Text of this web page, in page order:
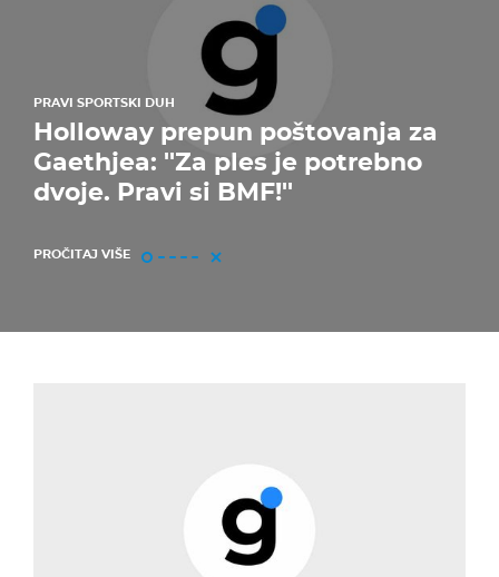
PRAVI SPORTSKI DUH
Holloway prepun poštovanja za
Gaethjea: ''Za ples je potrebno
dvoje. Pravi si BMF!''
PROČITAJ VIŠE